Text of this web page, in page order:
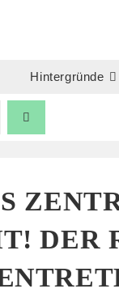
Hintergründe
DER